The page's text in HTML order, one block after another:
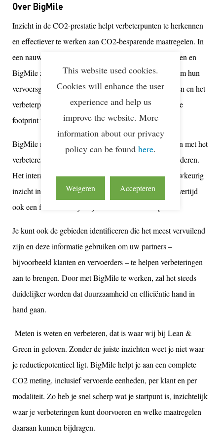
Over BigMile
Inzicht in de CO2-prestatie helpt verbeterpunten te herkennen
en effectiever te werken aan CO2-besparende maatregelen. In
een nauw samenwerkingsverband helpen Lean & Green en
BigMile zowel verladers als logistiek dienstverleners om hun
vervoersgerelateerde CO2-uitstoot inzichtelijk te maken en het
verbeterpotentieel te indentificeren, om zo de logistieke
footprint te kunnen reduceren.
BigMile maakt het gemakkelijk om aan de slag te gaan met het
verbeteren van je eigen CO2-voetafdruk en die van anderen.
Het interactieve SaaS-platform van BigMile geeft nauwkeurig
inzicht in je CO2-uitstoot, zodat dit naast kosten en levertijd
ook een factor kan zijn bij het kiezen van transport.
Je kunt ook de gebieden identificeren die het meest vervuilend
zijn en deze informatie gebruiken om uw partners –
bijvoorbeeld klanten en vervoerders – te helpen verbeteringen
aan te brengen. Door met BigMile te werken, zal het steeds
duidelijker worden dat duurzaamheid en efficiëntie hand in
hand gaan.
Meten is weten en verbeteren, dat is waar wij bij Lean &
Green in geloven. Zonder de juiste inzichten weet je niet waar
je reductiepotentieel ligt. BigMile helpt je aan een complete
CO2 meting, inclusief vervoerde eenheden, per klant en per
modaliteit. Zo heb je snel scherp wat je startpunt is, inzichtelijk
waar je verbeteringen kunt doorvoeren en welke maatregelen
daaraan kunnen bijdragen.
This website used cookies.
Cookies will enhance the user
experience and help us
improve the website. More
information about our privacy
policy can be found here.
Weigeren Accepteren